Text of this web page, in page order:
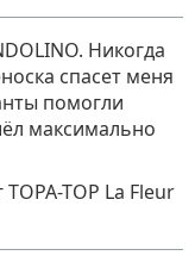
Никогда
спасет меня
помогли
максимально
TOP La Fleur